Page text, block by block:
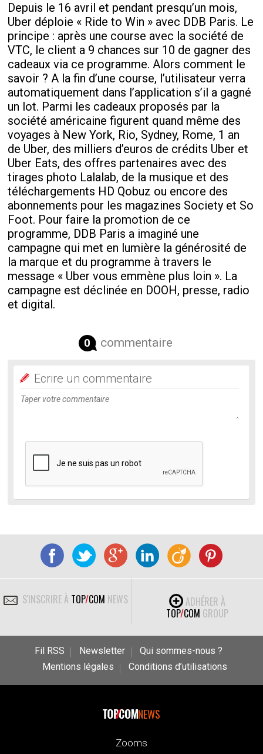
Depuis le 16 avril et pendant presqu’un mois,
Uber déploie « Ride to Win » avec DDB Paris. Le
principe : après une course avec la société de
VTC, le client a 9 chances sur 10 de gagner des
cadeaux via ce programme. Alors comment le
savoir ? A la fin d’une course, l’utilisateur verra
automatiquement dans l’application s’il a gagné
un lot. Parmi les cadeaux proposés par la
société américaine figurent quand même des
voyages à New York, Rio, Sydney, Rome, 1 an
de Uber, des milliers d’euros de crédits Uber et
Uber Eats, des offres partenaires avec des
tirages photo Lalalab, de la musique et des
téléchargements HD Qobuz ou encore des
abonnements pour les magazines Society et So
Foot. Pour faire la promotion de ce
programme, DDB Paris a imaginé une
campagne qui met en lumière la générosité de
la marque et du programme à travers le
message « Uber vous emmène plus loin ». La
campagne est déclinée en DOOH, presse, radio
et digital.
0 commentaire
Ecrire un commentaire
S'INSCRIRE À TOP/COM NEWS
ADHÉRER À
TOP/COM GROUP
Fil RSS Newsletter
Qui sommes-nous ?
Mentions légales
Conditions d’utilisations
NEWS
Zooms